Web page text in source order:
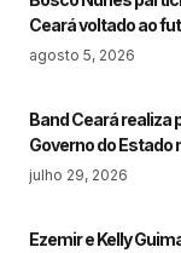
Ceará voltado ao
agosto 5, 2026
Band Ceará realiza
Governo do Estado
julho 29, 2026
Ezemir e Kelly